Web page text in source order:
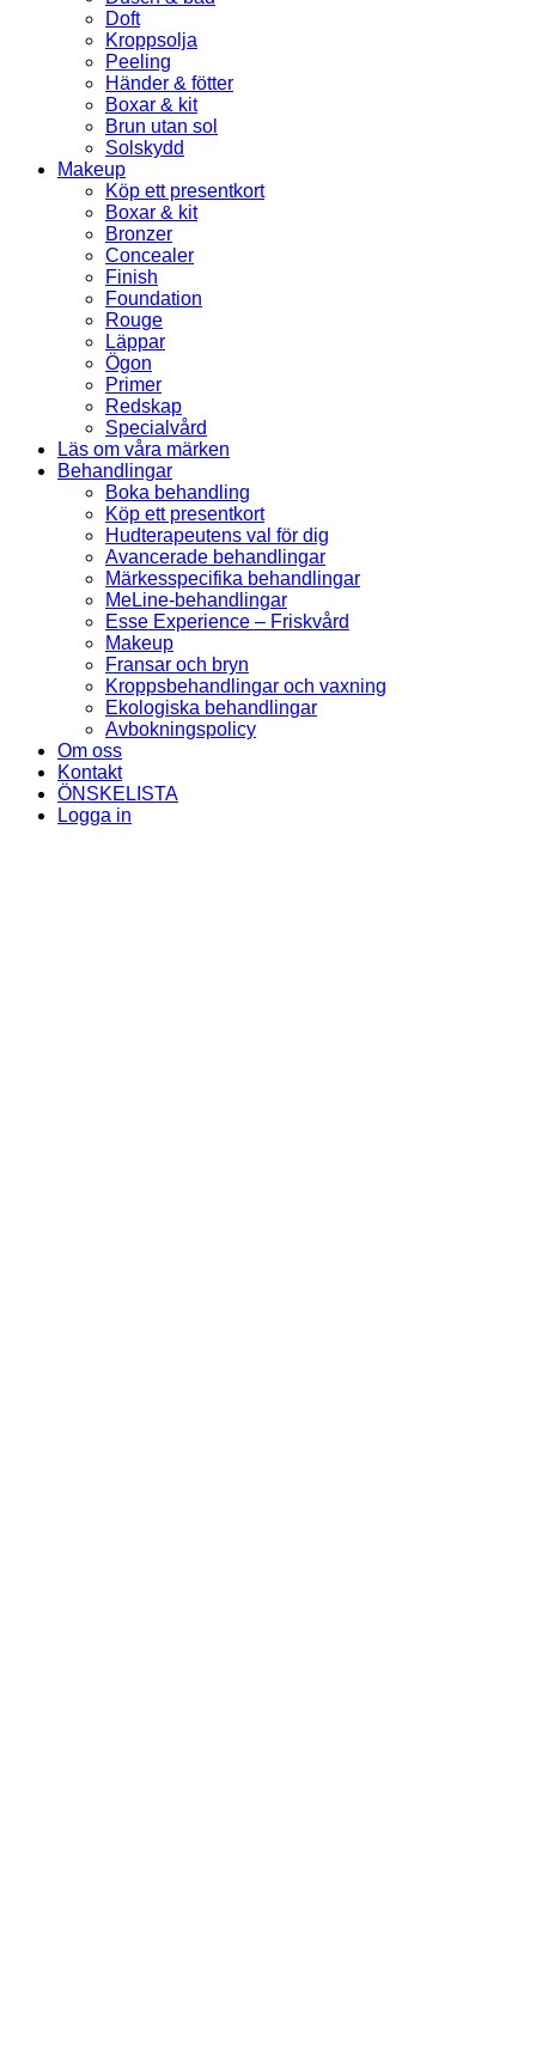
Doft
Kroppsolja
Peeling
Händer & fötter
Boxar & kit
Brun utan sol
Solskydd
Makeup
Köp ett presentkort
Boxar & kit
Bronzer
Concealer
Finish
Foundation
Rouge
Läppar
Ögon
Primer
Redskap
Specialvård
Läs om våra märken
Behandlingar
Boka behandling
Köp ett presentkort
Hudterapeutens val för dig
Avancerade behandlingar
Märkesspecifika behandlingar
MeLine-behandlingar
Esse Experience – Friskvård
Makeup
Fransar och bryn
Kroppsbehandlingar och vaxning
Ekologiska behandlingar
Avbokningspolicy
Om oss
Kontakt
ÖNSKELISTA
Logga in